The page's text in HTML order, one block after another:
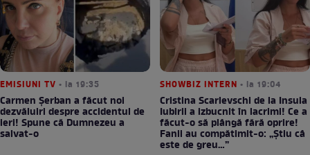
EMISIUNI TV • la 19:35
Carmen Șerban a făcut noi
dezvăluiri despre accidentul de
ieri! Spune că Dumnezeu a
salvat-o
SHOWBIZ INTERN • la 19:04
Cristina Scarlevschi de la Insula
Iubirii a izbucnit în lacrimi! Ce a
făcut-o să plângă fără oprire!
Fanii au compătimit-o: „Știu câ
este de greu…”